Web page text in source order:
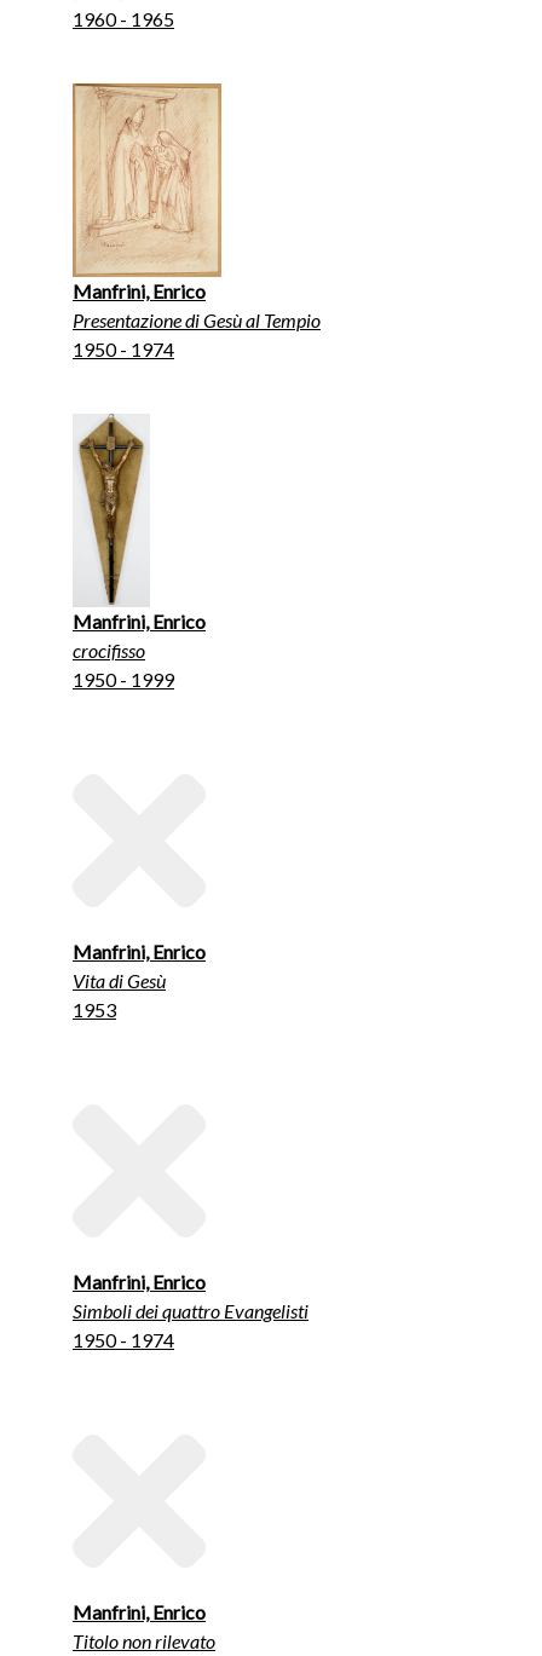
1960 - 1965
Manfrini, Enrico
Presentazione di Gesù al Tempio
1950 - 1974
Manfrini, Enrico
crocifisso
1950 - 1999
Manfrini, Enrico
Vita di Gesù
1953
Manfrini, Enrico
Simboli dei quattro Evangelisti
1950 - 1974
Manfrini, Enrico
Titolo non rilevato